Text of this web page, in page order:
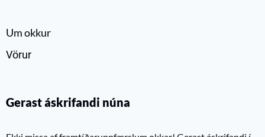
Um okkur
Vörur
Gerast áskrifandi núna